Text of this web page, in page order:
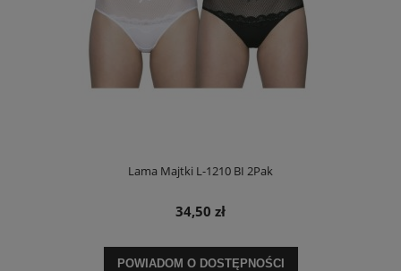
Lama Majtki L-1210 BI 2Pak
34,50 zł
POWIADOM O DOSTĘPNOŚCI